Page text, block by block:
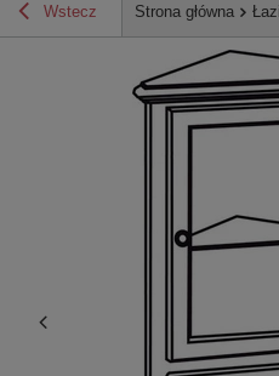
Wstecz Strona główna